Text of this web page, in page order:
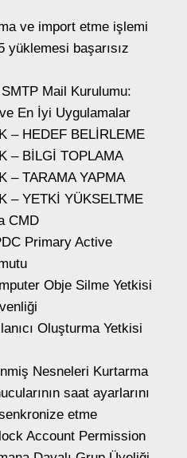
ve import etme işlemi
yüklemesi başarısız
Mail Kurulumu:
En İyi Uygulamalar
– HEDEF BELİRLEME
– BİLGİ TOPLAMA
– TARAMA YAPMA
– YETKİ YÜKSELTME
CMD
Primary Active
Obje Silme Yetkisi
Oluşturma Yetkisi
Nesneleri Kurtarma
saat ayarlarını
etme
Account Permission